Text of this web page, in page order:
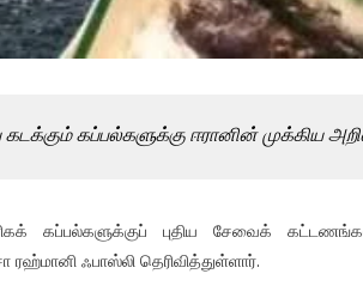
கப்பல்களுக்கு ஈரானின் முக்கிய
கப்பல்களுக்குப் புதிய சேவைக்
ஃபாஸ்லி தெரிவித்துள்ளார்.